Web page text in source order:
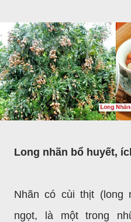
Long nhãn bổ huyết,
Nhãn có cùi thịt (long
ngọt, là một trong